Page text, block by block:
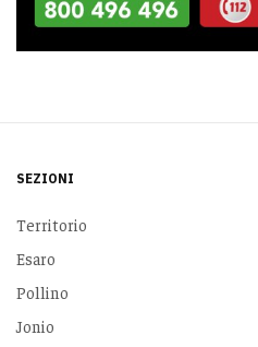
SEZIONI
Territorio
Esaro
Pollino
Jonio